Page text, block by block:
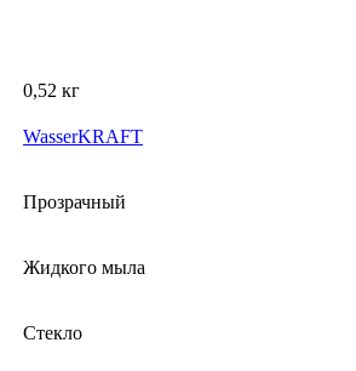
0,52 кг
WasserKRAFT
Прозрачный
Жидкого мыла
Стекло